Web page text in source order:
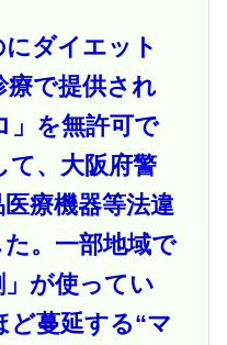
ダイエット
療で提供され
」を無許可で
て、大阪府警
療機器等法違
。一部地域で
が使ってい
ど蔓延する“マ